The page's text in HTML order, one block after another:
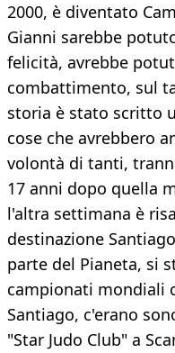
2000, è diventato
Gianni sarebbe
felicità, avrebbe
combattimento, sul
storia è stato scritto
cose che avrebbero
volontà di tanti,
17 anni dopo quella
l'altra settimana è
destinazione
parte del Pianeta, si
campionati mondiali
Santiago, c'erano
"Star Judo Club" a